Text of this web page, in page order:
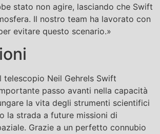
stato non agire, lasciando che Swift
Il nostro team ha lavorato con
evitare questo scenario.»
telescopio Neil Gehrels Swift
passo avanti nella capacità
la vita degli strumenti scientifici
la strada a future missioni di
Grazie a un perfetto connubio